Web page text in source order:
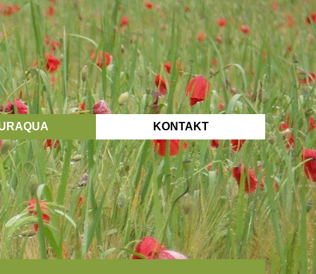
KONTAKT